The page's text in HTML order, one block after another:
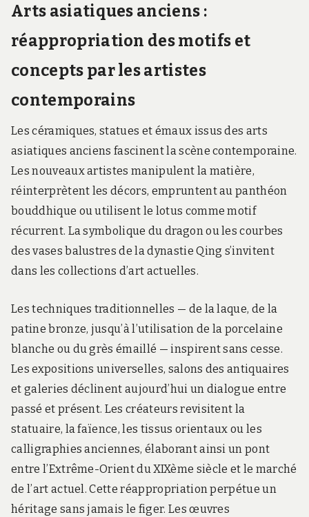
Arts asiatiques anciens :
réappropriation des motifs et
concepts par les artistes
contemporains
Les céramiques, statues et émaux issus des arts
asiatiques anciens fascinent la scène contemporaine.
Les nouveaux artistes manipulent la matière,
réinterprètent les décors, empruntent au panthéon
bouddhique ou utilisent le lotus comme motif
récurrent. La symbolique du dragon ou les courbes
des vases balustres de la dynastie Qing s’invitent
dans les collections d’art actuelles.
Les techniques traditionnelles — de la laque, de la
patine bronze, jusqu’à l’utilisation de la porcelaine
blanche ou du grès émaillé — inspirent sans cesse.
Les expositions universelles, salons des antiquaires
et galeries déclinent aujourd’hui un dialogue entre
passé et présent. Les créateurs revisitent la
statuaire, la faïence, les tissus orientaux ou les
calligraphies anciennes, élaborant ainsi un pont
entre l’Extrême-Orient du XIXème siècle et le marché
de l’art actuel. Cette réappropriation perpétue un
héritage sans jamais le figer. Les œuvres